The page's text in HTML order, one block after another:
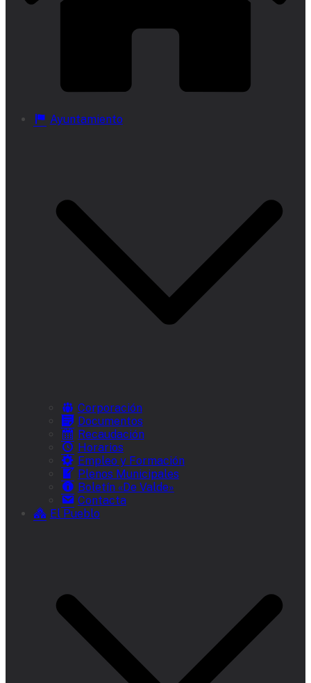
Ayuntamiento
Corporación
Documentos
Recaudación
Horarios
Empleo y Formación
Plenos Municipales
Boletín «De Valde»
Contacta
El Pueblo